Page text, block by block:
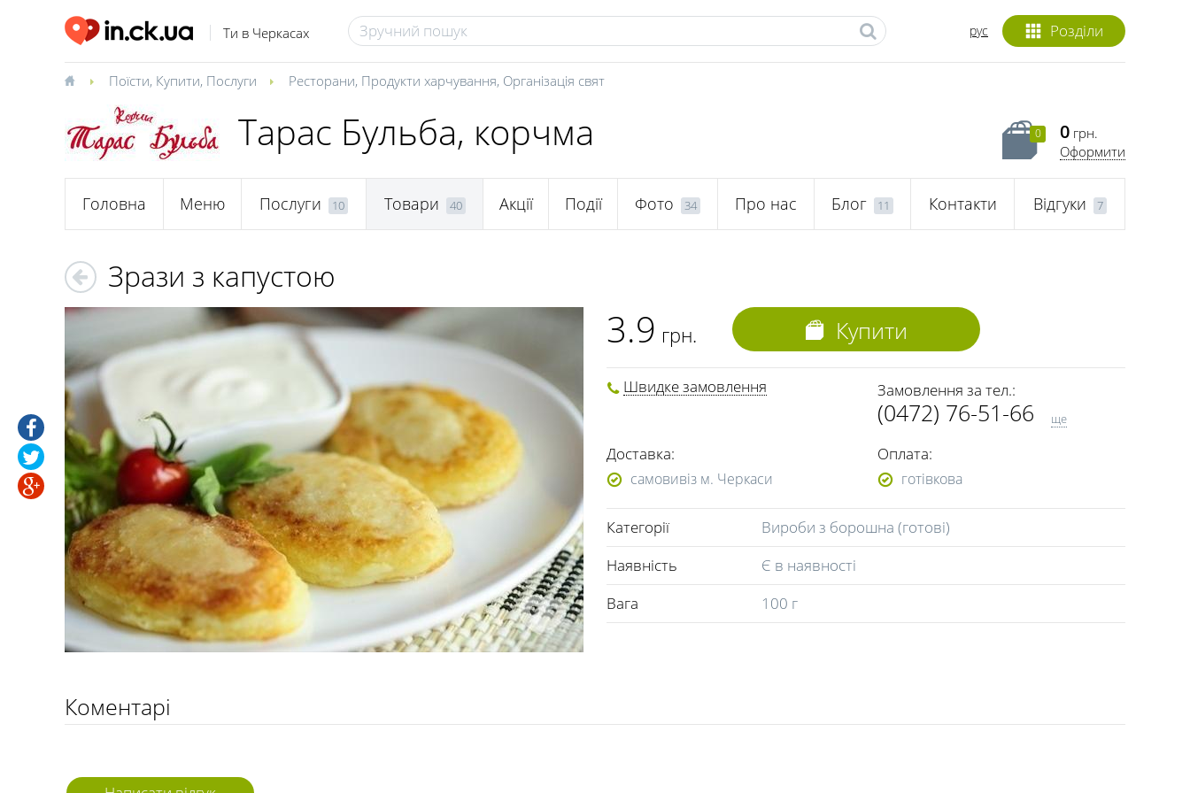
Ти в Черкасах Розділи
рус
Поїсти, Купити, Послуги Ресторани, Продукти харчування, Організація свят
Тарас Бульба, корчма 0 0 грн.
Оформити
Головна Меню Послуги 10 Товари 40 Акції Події Фото 34 Про нас Блог 11 Контакти Відгуки 7
Зрази з капустою
3.9 грн. Купити
Швидке замовлення Замовлення за тел.:
(0472) 76-51-66
(096) 009-49-33
ще
Доставка:
самовивіз м. Черкаси
Оплата:
готівкова
Категорії
Вироби з борошна (готові)
Наявність
Є в наявності
Вага
100 г
Коментарі